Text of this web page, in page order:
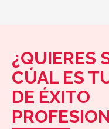
¿QUIERES
CÚAL ES
DE ÉXITO